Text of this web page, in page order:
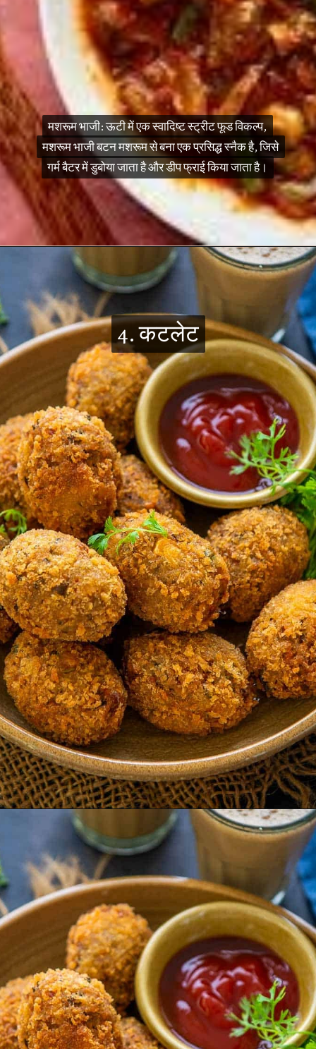
मशरूम भाजी: ऊटी में एक स्वादिष्ट स्ट्रीट फूड विकल्प,
मशरूम भाजी बटन मशरूम से बना एक प्रसिद्ध स्नैक है, जिसे
गर्म बैटर में डुबोया जाता है और डीप फ्राई किया जाता है।
मशरूम भाजी: ऊटी में एक स्वादिष्ट स्ट्रीट फूड विकल्प,
मशरूम भाजी बटन मशरूम से बना एक प्रसिद्ध स्नैक है, जिसे
गर्म बैटर में डुबोया जाता है और डीप फ्राई किया जाता है।
4. कटलेट
4. कटलेट